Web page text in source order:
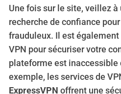
Une fois sur le site, veillez
recherche de confiance
frauduleux. Il est
VPN pour sécuriser votre
plateforme est inaccessible
exemple, les services de
ExpressVPN offrent une